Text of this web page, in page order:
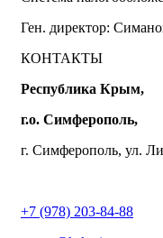
Ген. директор:
КОНТАКТЫ
Республика Крым,
г.о. Симферополь,
г. Симферополь, ул.
+7 (978) 203-84-88